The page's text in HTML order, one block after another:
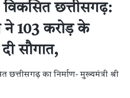
छत्तीसगढ़:
ने 103 करोड़ के
दी सौगात,
का निर्माण- मुख्यमंत्री श्री